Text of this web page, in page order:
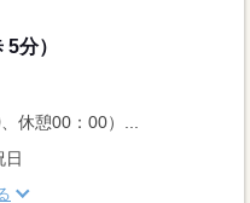
分）
休憩00：00）...
日